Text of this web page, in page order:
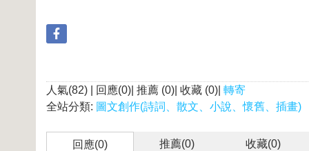
人氣(82) | 回應(0)| 推薦 (0)| 收藏 (0)| 轉寄
全站分類: 圖文創作(詩詞、散文、小說、懷舊、插畫)
回應(0) 推薦(0) 收藏(0)